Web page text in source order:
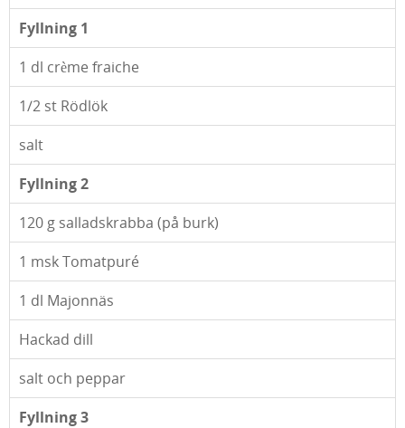
Fyllning 1
1 dl crème fraiche
1/2 st Rödlök
salt
Fyllning 2
120 g salladskrabba (på burk)
1 msk Tomatpuré
1 dl Majonnäs
Hackad dill
salt och peppar
Fyllning 3